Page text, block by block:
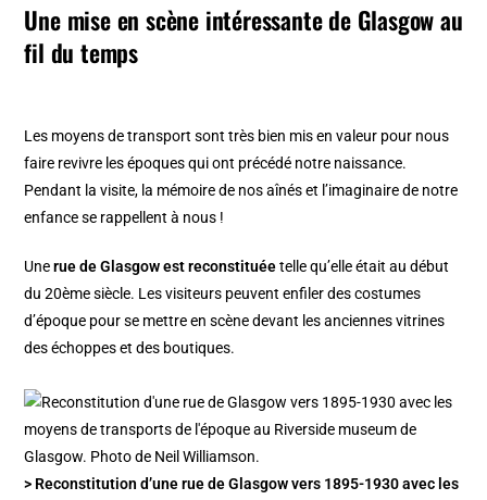
Une mise en scène intéressante de Glasgow au
fil du temps
Les moyens de transport sont très bien mis en valeur pour nous
faire revivre les époques qui ont précédé notre naissance.
Pendant la visite, la mémoire de nos aînés et l’imaginaire de notre
enfance se rappellent à nous !
Unerue de Glasgow est reconstituéetelle qu’elle était au début
du 20ème siècle. Les visiteurs peuvent enfiler des costumes
d’époque pour se mettre en scène devant les anciennes vitrines
des échoppes et des boutiques.
> Reconstitution d’une rue de Glasgow vers 1895-1930 avec les